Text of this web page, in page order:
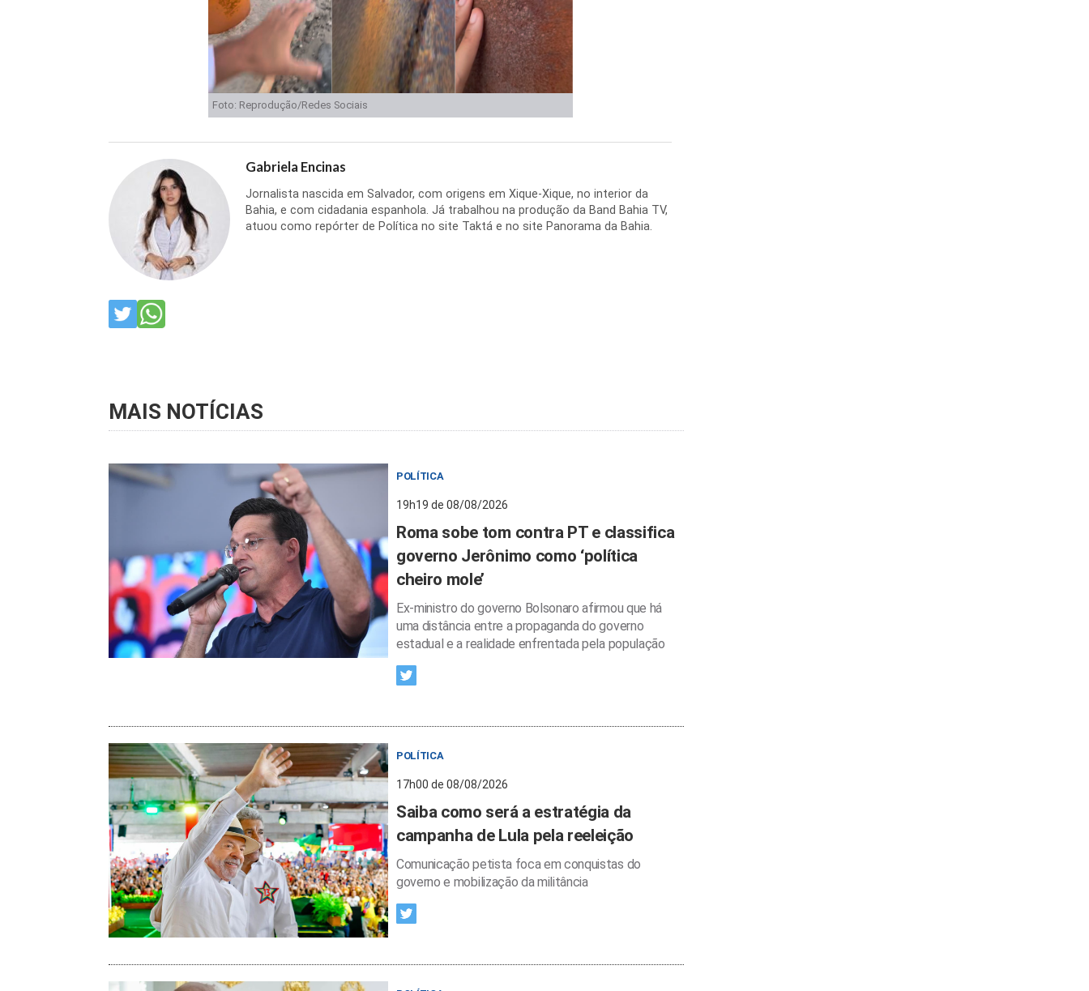
Foto: Reprodução/Redes Sociais
Gabriela Encinas
Jornalista nascida em Salvador, com origens em Xique-Xique, no interior da
Bahia, e com cidadania espanhola. Já trabalhou na produção da Band Bahia TV,
atuou como repórter de Política no site Taktá e no site Panorama da Bahia.
MAIS NOTÍCIAS
POLÍTICA
19h19 de 08/08/2026
Roma sobe tom contra PT e classifica
governo Jerônimo como ‘política
cheiro mole’
Ex-ministro do governo Bolsonaro afirmou que há
uma distância entre a propaganda do governo
estadual e a realidade enfrentada pela população
POLÍTICA
17h00 de 08/08/2026
Saiba como será a estratégia da
campanha de Lula pela reeleição
Comunicação petista foca em conquistas do
governo e mobilização da militância